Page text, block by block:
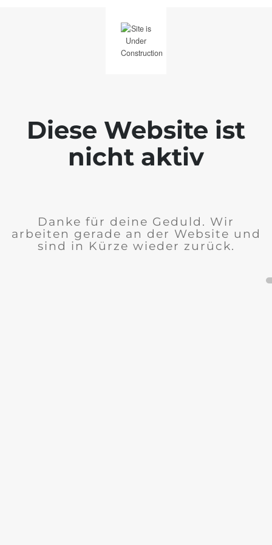
Diese Website ist
nicht aktiv
Danke für deine Geduld. Wir
arbeiten gerade an der Website und
sind in Kürze wieder zurück.